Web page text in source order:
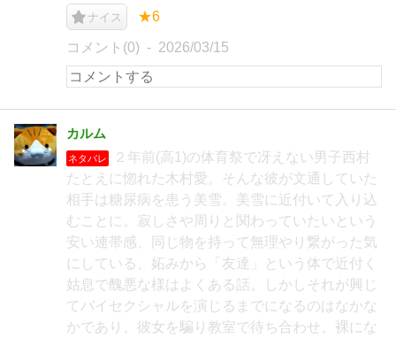
ナイス ★6
コメント(0) 2026/03/15
カルム
ネタバレ
２年前(高1)の体育祭で冴えない男子西村
たとえに惚れた木村愛。そんな彼が文通していた
相手は糖尿病を患う美雪。美雪に近付いて入り込
むことに。寂しさや周りと関わっていたいという
安い連帯感、同じ物を持って無理やり繋がった気
にしている、妬みから「友達」という体で近付く
姑息で醜悪な様はよくある話。しかしそれが興じ
てバイセクシャルを演じるまでになるのはなかな
かであり、彼女を騙り教室で待ち合わせ、裸にな